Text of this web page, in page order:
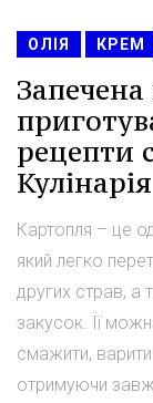
ОЛІЯ КРЕМ
рецепти
Картопля – це
який легко
других страв, а
закусок. Її
смажити,
отримуючи